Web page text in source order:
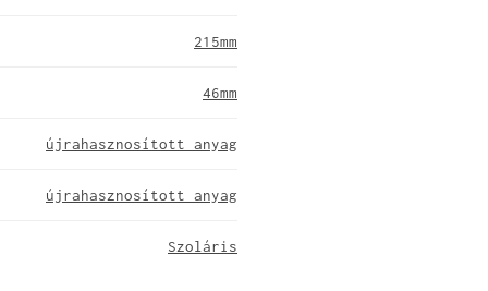
215mm
46mm
újrahasznosított anyag
újrahasznosított anyag
Szoláris